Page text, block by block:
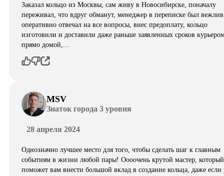
Заказал кольцо из Москвы, сам живу в Новосибирске, поначалу
переживал, что вдруг обманут, менеджер в переписке был
оперативно отвечал на все вопросы, внес предоплату, кольцо
изготовили и доставили даже раньше заявленных сроков
прямо домой,…
MSV
Знаток города 3 уровня
28 апреля 2024
Однозначно лучшее место для того, чтобы сделать шаг к главным
событиям в жизни любой пары! Оооочень крутой мастер, который
поможет вам внести большой вклад в создание кольца, даже если